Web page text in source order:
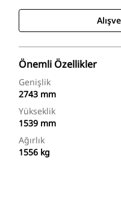
Önemli Özellikler
Genişlik
2743 mm
Yükseklik
1539 mm
Ağırlık
1556 kg